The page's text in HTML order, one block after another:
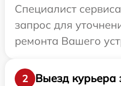
Специалист
запрос для
ремонта Вашего
2
Выезд курьера